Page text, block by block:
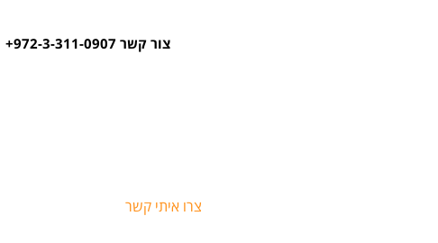
צור קשר 972-3-311-0907+
צרו איתי קשר